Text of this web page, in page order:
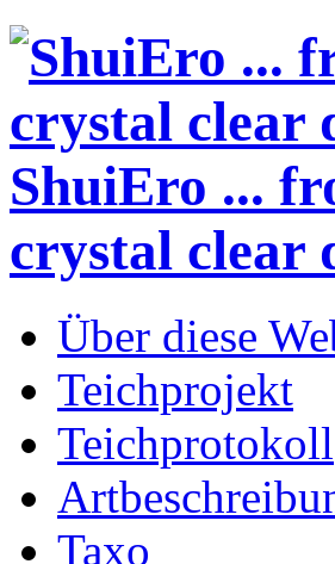
ShuiEro ...
crystal clear
Über diese
Teichprojekt
Teichprotokoll
Taxo